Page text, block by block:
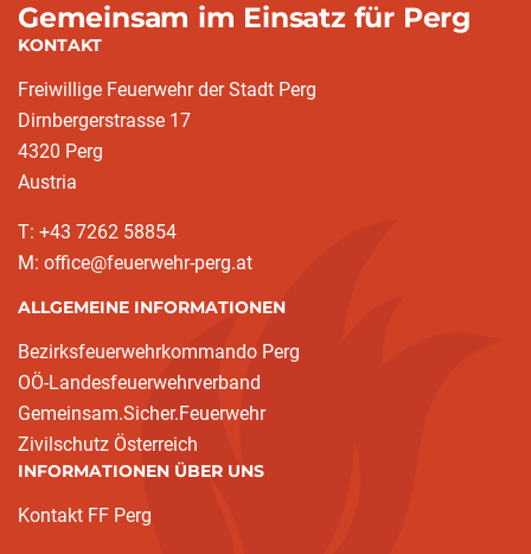
Gemeinsam im Einsatz für Perg
KONTAKT
Freiwillige Feuerwehr der Stadt Perg
Dirnbergerstrasse 17
4320 Perg
Austria
T: +43 7262 58854
M: office@feuerwehr-perg.at
ALLGEMEINE INFORMATIONEN
Bezirksfeuerwehrkommando Perg
OÖ-Landesfeuerwehrverband
Gemeinsam.Sicher.Feuerwehr
Zivilschutz Österreich
INFORMATIONEN ÜBER UNS
Kontakt FF Perg